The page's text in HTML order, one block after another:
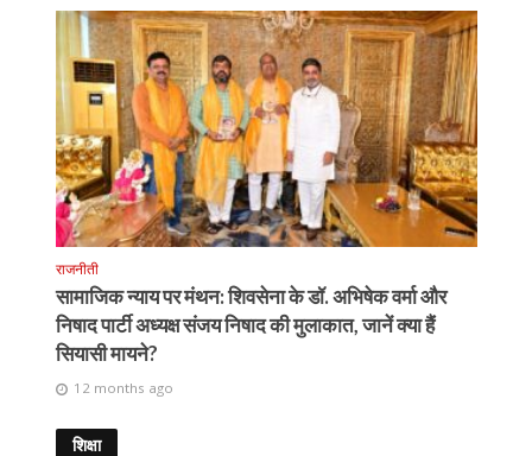
राजनीती
सामाजिक न्याय पर मंथन: शिवसेना के डॉ. अभिषेक वर्मा और
निषाद पार्टी अध्यक्ष संजय निषाद की मुलाकात, जानें क्या हैं
सियासी मायने?
12 months ago
शिक्षा